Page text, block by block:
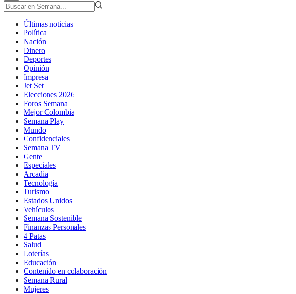
Últimas noticias
Política
Nación
Dinero
Deportes
Opinión
Impresa
Jet Set
Elecciones 2026
Foros Semana
Mejor Colombia
Semana Play
Mundo
Confidenciales
Semana TV
Gente
Especiales
Arcadia
Tecnología
Turismo
Estados Unidos
Vehículos
Semana Sostenible
Finanzas Personales
4 Patas
Salud
Loterías
Educación
Contenido en colaboración
Semana Rural
Mujeres